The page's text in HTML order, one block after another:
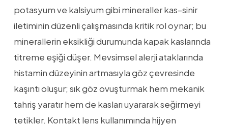
potasyum ve kalsiyum gibi mineraller kas–sinir
iletiminin düzenli çalışmasında kritik rol oynar; bu
minerallerin eksikliği durumunda kapak kaslarında
titreme eşiği düşer. Mevsimsel alerji ataklarında
histamin düzeyinin artmasıyla göz çevresinde
kaşıntı oluşur; sık göz ovuşturmak hem mekanik
tahriş yaratır hem de kasları uyararak seğirmeyi
tetikler. Kontakt lens kullanımında hijyen